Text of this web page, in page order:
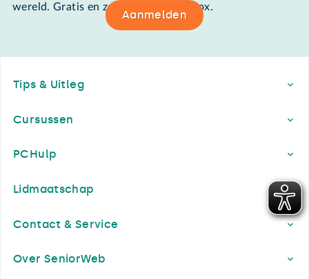
wereld. Gratis en zomaar in de mailbox.
Aanmelden
Tips & Uitleg
Cursussen
PCHulp
Lidmaatschap
Contact & Service
Over SeniorWeb